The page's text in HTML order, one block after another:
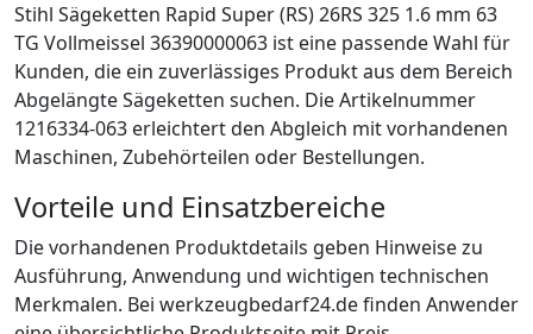
Stihl Sägeketten Rapid Super (RS) 26RS 325 1.6 mm 63
TG Vollmeissel 36390000063 ist eine passende Wahl für
Kunden, die ein zuverlässiges Produkt aus dem Bereich
Abgelängte Sägeketten suchen. Die Artikelnummer
1216334-063 erleichtert den Abgleich mit vorhandenen
Maschinen, Zubehörteilen oder Bestellungen.
Vorteile und Einsatzbereiche
Die vorhandenen Produktdetails geben Hinweise zu
Ausführung, Anwendung und wichtigen technischen
Merkmalen. Bei werkzeugbedarf24.de finden Anwender